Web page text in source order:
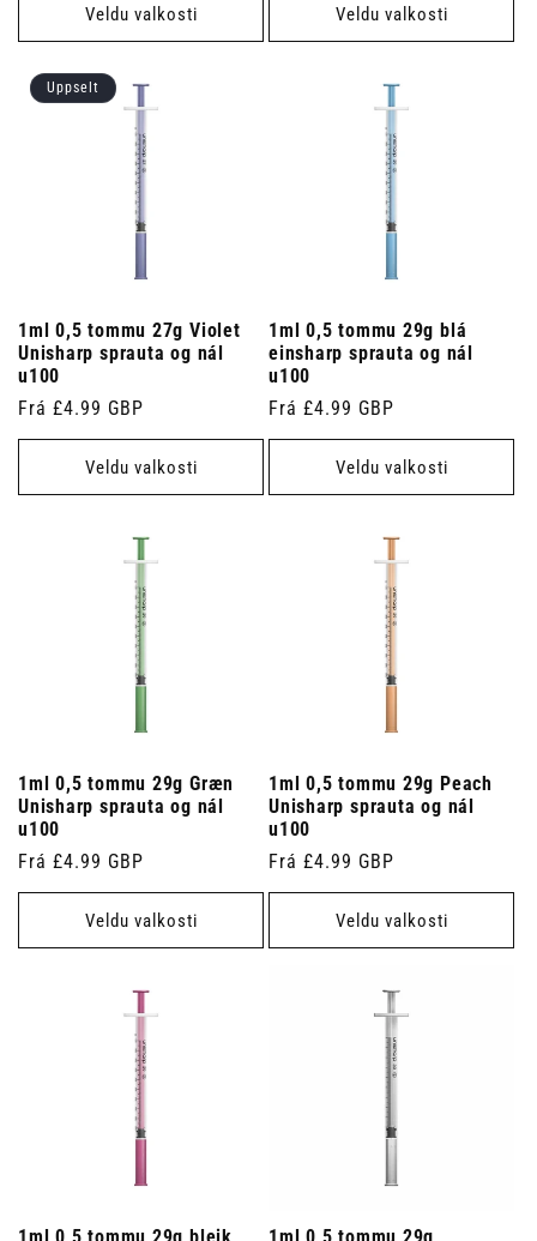
Veldu valkosti Veldu valkosti
Uppselt
1ml 0,5 tommu 27g Violet
Unisharp sprauta og nál
u100
Venjulegt
verð
Frá £4.99 GBP
Veldu valkosti
1ml 0,5 tommu 29g blá
einsharp sprauta og nál
u100
Venjulegt
verð
Frá £4.99 GBP
Veldu valkosti
1ml 0,5 tommu 29g Græn
Unisharp sprauta og nál
u100
Venjulegt
verð
Frá £4.99 GBP
Veldu valkosti
1ml 0,5 tommu 29g Peach
Unisharp sprauta og nál
u100
Venjulegt
verð
Frá £4.99 GBP
Veldu valkosti